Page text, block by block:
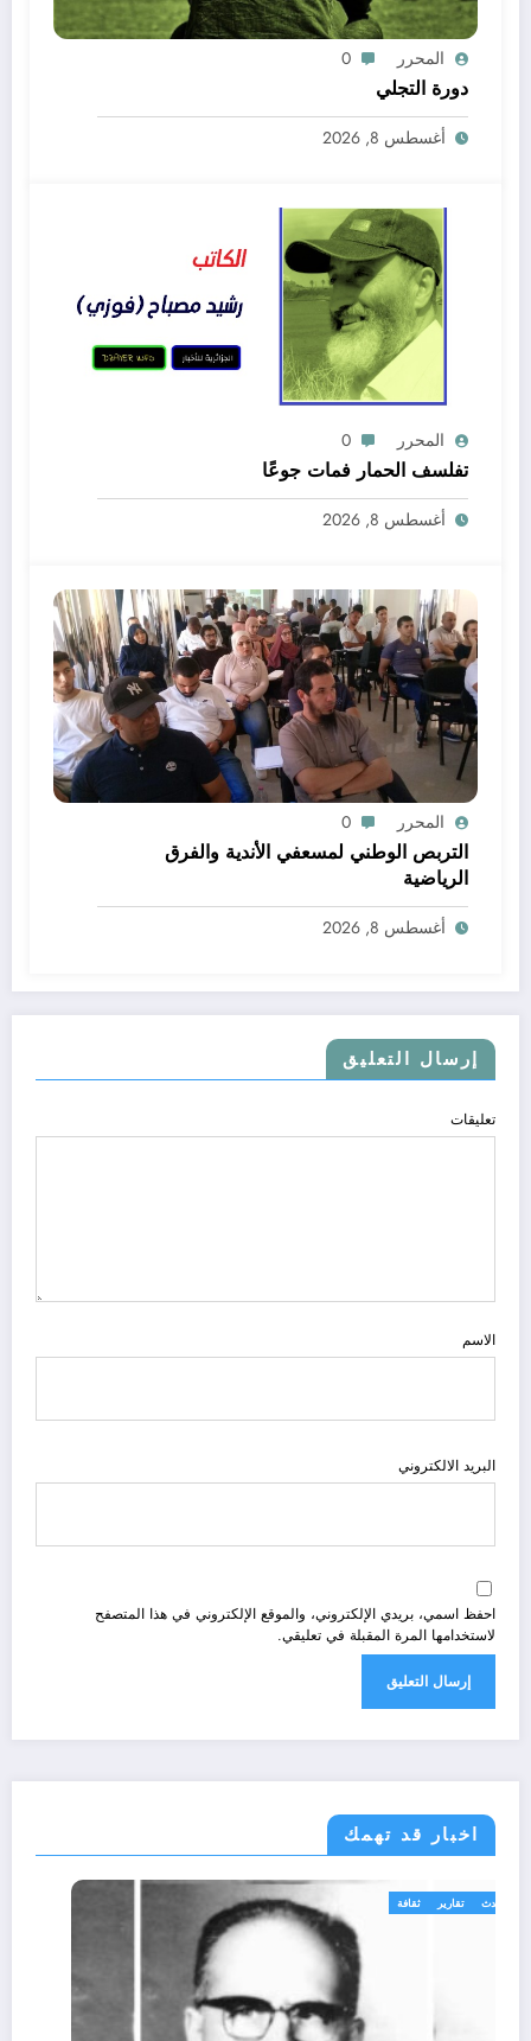
المحرر 0
دورة التجلي
أغسطس 8, 2026
المحرر 0
تفلسف الحمار فمات جوعًا
أغسطس 8, 2026
المحرر 0
التربص الوطني لمسعفي الأندية والفرق
الرياضية
أغسطس 8, 2026
إرسال التعليق
تعليقات
الاسم
البريد الالكتروني
احفظ اسمي، بريدي الإلكتروني، والموقع الإلكتروني في هذا المتصفح
لاستخدامها المرة المقبلة في تعليقي.
اخبار قد تهمك
الحدث تقارير